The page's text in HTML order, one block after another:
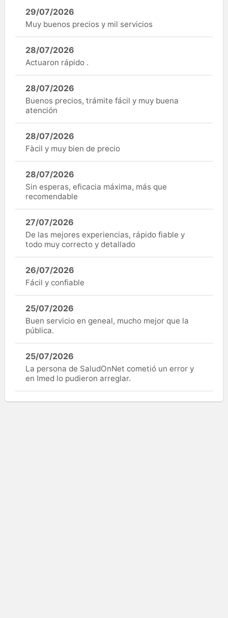
29/07/2026
Muy buenos precios y mil servicios
28/07/2026
Actuaron rápido .
28/07/2026
Buenos precios, trámite fácil y muy buena
atención
28/07/2026
Fàcil y muy bien de precio
28/07/2026
Sin esperas, eficacia máxima, más que
recomendable
27/07/2026
De las mejores experiencias, rápido fiable y
todo muy correcto y detallado
26/07/2026
Fácil y confiable
25/07/2026
Buen servicio en geneal, mucho mejor que la
pública.
25/07/2026
La persona de SaludOnNet cometió un error y
en Imed lo pudieron arreglar.